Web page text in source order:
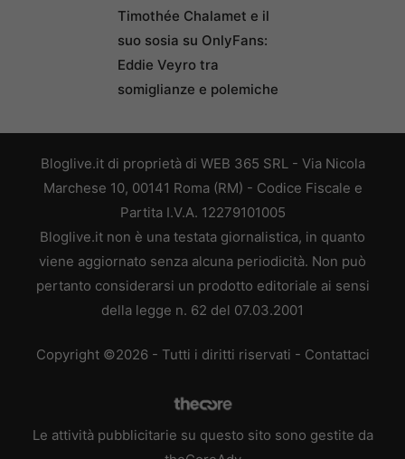
Timothée Chalamet e il
suo sosia su OnlyFans:
Eddie Veyro tra
somiglianze e polemiche
Bloglive.it di proprietà di WEB 365 SRL - Via Nicola
Marchese 10, 00141 Roma (RM) - Codice Fiscale e
Partita I.V.A. 12279101005
Bloglive.it non è una testata giornalistica, in quanto
viene aggiornato senza alcuna periodicità. Non può
pertanto considerarsi un prodotto editoriale ai sensi
della legge n. 62 del 07.03.2001
Copyright ©2026 - Tutti i diritti riservati - Contattaci
Le attività pubblicitarie su questo sito sono gestite da